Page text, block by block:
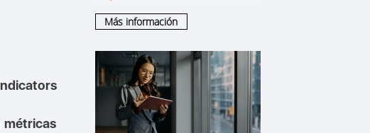
métricas
Más información